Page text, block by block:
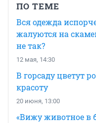
ПО ТЕМЕ
Вся одежда
жалуются на
не так?
12 мая, 14:30
В горсаду цветут
красоту
20 июня, 13:00
«Вижу животное в